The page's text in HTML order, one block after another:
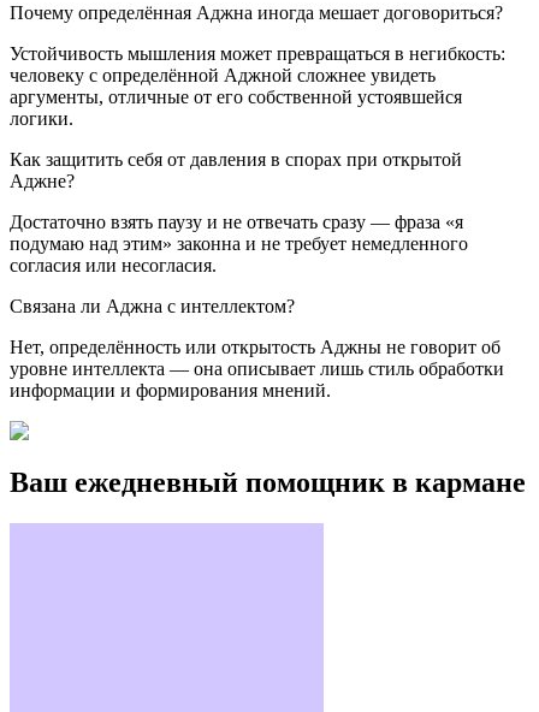
Почему определённая Аджна иногда мешает договориться?
Устойчивость мышления может превращаться в негибкость:
человеку с определённой Аджной сложнее увидеть
аргументы, отличные от его собственной устоявшейся
логики.
Как защитить себя от давления в спорах при открытой
Аджне?
Достаточно взять паузу и не отвечать сразу — фраза «я
подумаю над этим» законна и не требует немедленного
согласия или несогласия.
Связана ли Аджна с интеллектом?
Нет, определённость или открытость Аджны не говорит об
уровне интеллекта — она описывает лишь стиль обработки
информации и формирования мнений.
Ваш ежедневный помощник в кармане